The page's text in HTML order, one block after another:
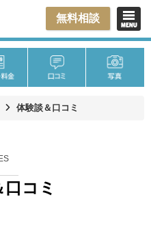
無料相談
体験談＆口コミ
コミ